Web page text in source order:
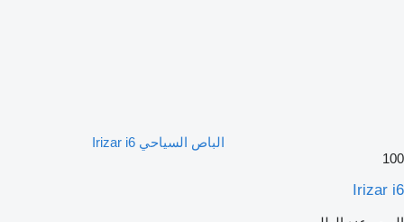
الباص السياحي Irizar i6
100
Irizar i6